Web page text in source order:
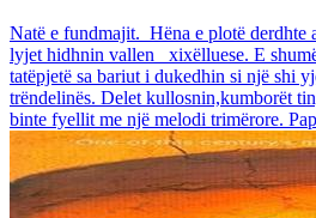
Natë e fundmajit. Hëna e plotë derdhte
lyjet hidhnin vallen xixëlluese. E
tatëpjetë sa bariut i dukedhin si një shi
trëndelinës. Delet kullosnin,kumborët
binte fyellit me një melodi trimërore.